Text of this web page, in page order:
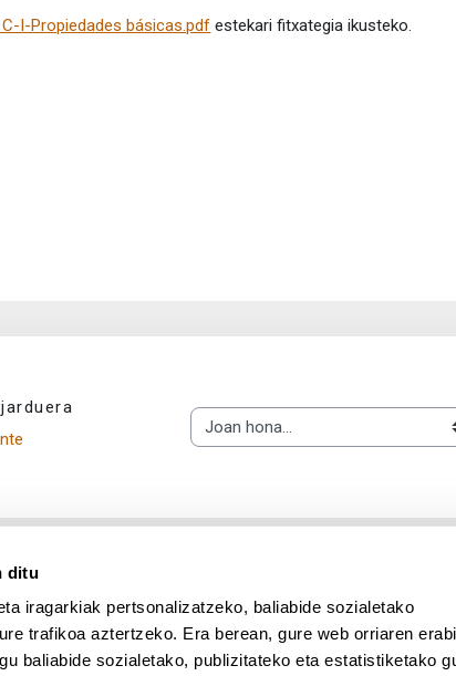
ditu
iragarkiak pertsonalizatzeko, baliabide sozialetako
trafikoa aztertzeko. Era berean, gure web orriaren
baliabide sozialetako, publizitateko eta estatistiketako
C-I-Propiedades básicas.pdf estekari fitxategia ikusteko.
Joan hona...
UPV/EHU en Facebook (abre
UPV/EHU en Twitter (abre
UPV/EHU enUPV/EHU en